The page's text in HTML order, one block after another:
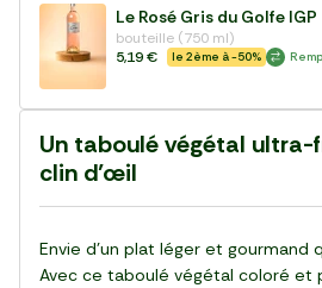
Le Rosé Gris du Golfe IGP
bouteille (750 ml)
5,19 €
le 2ème à -50%
Un taboulé végétal ultra-
clin d’œil
Envie d’un plat léger et gourmand
Avec ce taboulé végétal coloré et